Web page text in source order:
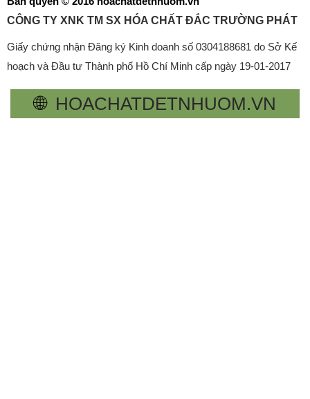
CÔNG TY XNK TM SX HÓA CHẤT ĐẮC TRƯỜNG PHÁT
Giấy chứng nhận Đăng ký Kinh doanh số 0304188681 do Sở Kế
hoạch và Đầu tư Thành phố Hồ Chí Minh cấp ngày 19-01-2017
🌐 HOACHATDETNHUOM.VN